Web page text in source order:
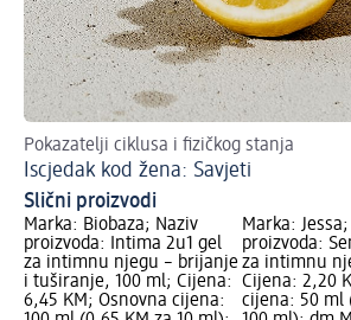
Pokazatelji ciklusa i fizičkog stanja
Iscjedak kod žena: Savjeti
Slični proizvodi
Marka: Biobaza; Naziv
proizvoda: Intima 2u1 gel
za intimnu njegu – brijanje
i tuširanje, 100 ml; Cijena:
6,45 KM; Osnovna cijena:
Marka:
proizvoda:
za intimnu
Cijena: 2,20
cijena: 50 ml